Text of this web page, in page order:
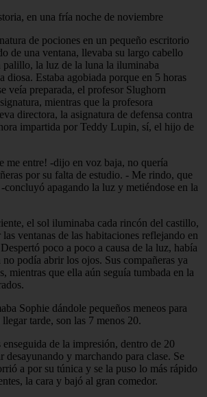
en una fría noche de noviembre
de pociones en un pequeño escritorio
de una ventana, llevaba su largo cabello
la luz de la luna la iluminaba
diosa. Estaba agobiada porque en 5 horas
veía preparada, el profesor Slughorn
mientras que la profesora
directora, la asignatura de defensa contra
impartida por Teddy Lupin, sí, el hijo de
me entre! -dijo en voz baja, no quería
por su falta de estudio. - Me rindo, que
concluyó apagando la luz y metiéndose en la
el sol iluminaba cada rincón del castillo,
ventanas de las habitaciones reflejando en
poco a poco a causa de la luz, había
podía abrir los ojos. Sus compañeras ya
mientras que ella aún seguía tumbada en la
Sophie dándole pequeños meneos para
llegar tarde, son las 7 menos 20.
de la impresión, dentro de 20
desayunando y marchando para clase. Se
a por su túnica y se la puso lo más rápido
la cara y bajó al gran comedor.